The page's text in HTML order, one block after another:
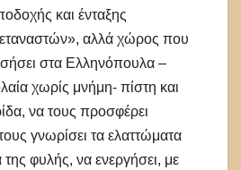
και ένταξης
αλλά χώρος που
στα Ελληνόπουλα –
χωρίς μνήμη- πίστη και
να τους προσφέρει
γνωρίσει τα ελαττώματα
της φυλής, να ενεργήσει, με